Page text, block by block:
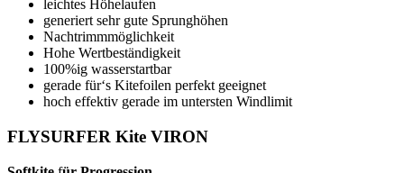
leichtes Höhelaufen
generiert sehr gute Sprunghöhen
Nachtrimmmöglichkeit
Hohe Wertbeständigkeit
100%ig wasserstartbar
gerade für‘s Kitefoilen perfekt geeignet
hoch effektiv gerade im untersten Windlimit
FLYSURFER Kite VIRON